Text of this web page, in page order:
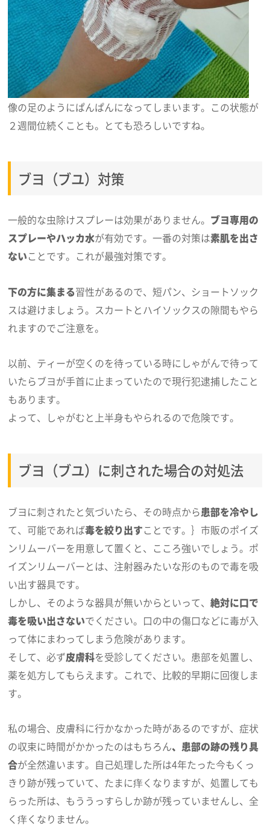
像の足のようにぱんぱんになってしまいます。この状態が
２週間位続くことも。とても恐ろしいですね。
ブヨ（ブユ）対策
一般的な虫除けスプレーは効果がありません。 ブヨ専用の
スプレーやハッカ水が有効です。一番の対策は素肌を出さ
ないことです。これが最強対策です。
下の方に集まる習性があるので、短パン、ショートソック
スは避けましょう。スカートとハイソックスの隙間もやら
れますのでご注意を。
以前、ティーが空くのを待っている時にしゃがんで待って
いたらブヨが手首に止まっていたので現行犯逮捕したこと
もあります。
よって、しゃがむと上半身もやられるので危険です。
ブヨ（ブユ）に刺された場合の対処法
ブヨに刺されたと気づいたら、その時点から患部を冷やし
て、可能であれば毒を絞り出すことです。｝市販のポイズ
ンリムーバーを用意して置くと、こころ強いでしょう。ポ
イズンリムーバーとは、注射器みたいな形のもので毒を吸
い出す器具です。
しかし、そのような器具が無いからといって、絶対に口で
毒を吸い出さないでください。口の中の傷口などに毒が入
って体にまわってしまう危険があります。
そして、必ず皮膚科を受診してください。患部を処置し、
薬を処方してもらえます。これで、比較的早期に回復しま
す。
私の場合、皮膚科に行かなかった時があるのですが、症状
の収束に時間がかかったのはもちろん、患部の跡の残り具
合が全然違います。自己処理した所は4年たった今もくっ
きり跡が残っていて、たまに痒くなりますが、処置しても
らった所は、もううっすらしか跡が残っていませんし、全
く痒くなりません。